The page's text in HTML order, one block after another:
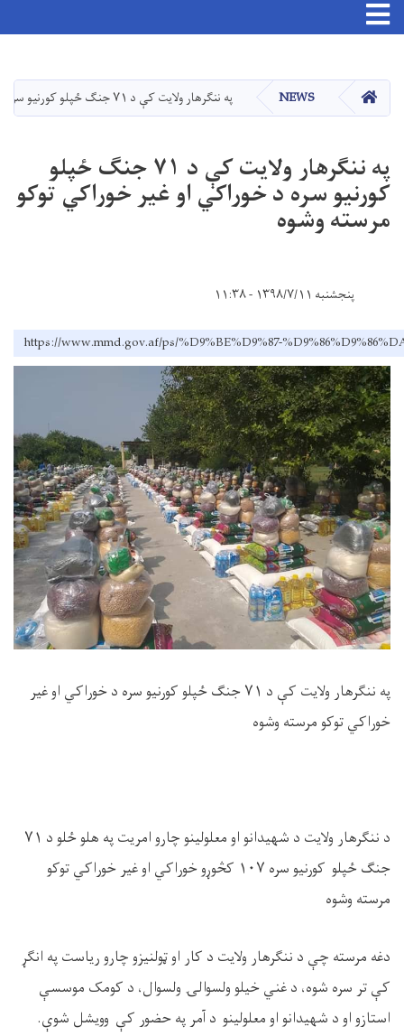
دانګل
Toggle navigation
کور NEWS په ننګرهار ولایت کې د ۷۱ جنګ ځپلو کورنیو سره د خوراکي او غیر خوراکي توکو مرسته وشوه
په ننګرهار ولایت کې د ۷۱ جنګ ځپلو
کورنیو سره د خوراکي او غیر خوراکي توکو
مرسته وشوه
پنجشنبه ۱۳۹۸/۷/۱۱ - ۱۱:۳۸
https://www.mmd.gov.af/ps/%D9%BE%D9%87-
په ننګرهار ولایت کې د ۷۱جنګ ځپلو کورنیو سره د خوراکي او غیر
خوراکي توکو مرسته وشوه
د ننګرهار ولایت د شهیدانو او معلولینو چارو امریت په هلو ځلو د ۷۱
جنګ ځپلو کورنیو سره ۱۰۷ کڅوړو خوراکي او غیر خوراکي توکو
مرسته وشوه
دغه مرسته چې د ننګرهار ولایت د کار او ټولنیزو چارو ریاست په انګړ
کې تر سره شوه، د غني خیلو ولسوالۍ ولسوال، د کومک موسسې
استازو او د شهیدانو او معلولینو د آمر په حضور کې وویشل شوې.